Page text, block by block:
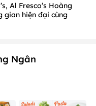
Al Fresco’s Hoàng
gian hiện đại cùng
Ngân